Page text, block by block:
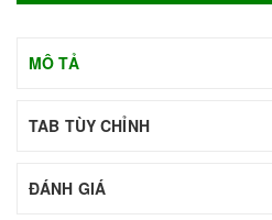
MÔ TẢ
TAB TÙY CHỈNH
ĐÁNH GIÁ